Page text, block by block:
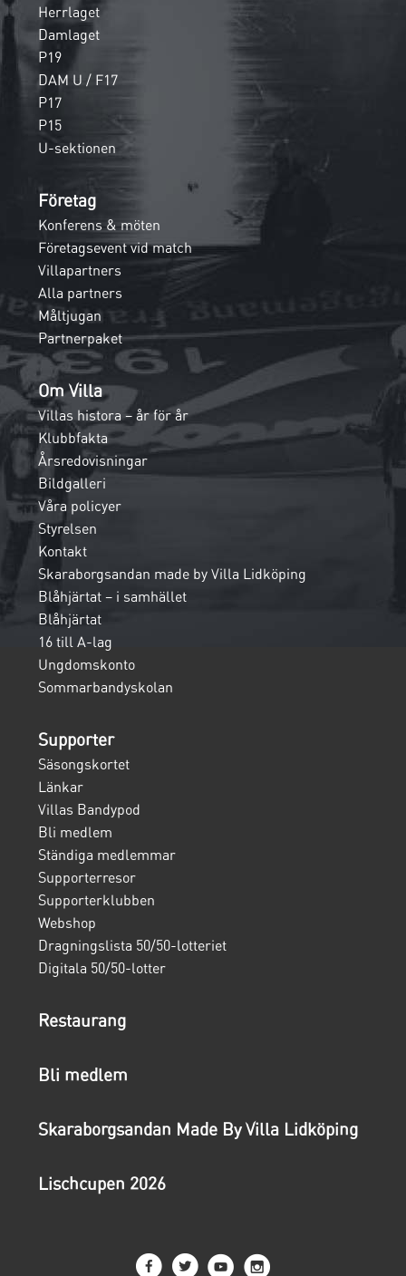
Herrlaget
Damlaget
P19
DAM U / F17
P17
P15
U-sektionen
Företag
Konferens & möten
Företagsevent vid match
Villapartners
Alla partners
Måltjugan
Partnerpaket
Om Villa
Villas histora – år för år
Klubbfakta
Årsredovisningar
Bildgalleri
Våra policyer
Styrelsen
Kontakt
Skaraborgsandan made by Villa Lidköping
Blåhjärtat – i samhället
Blåhjärtat
16 till A-lag
Ungdomskonto
Sommarbandyskolan
Supporter
Säsongskortet
Länkar
Villas Bandypod
Bli medlem
Ständiga medlemmar
Supporterresor
Supporterklubben
Webshop
Dragningslista 50/50-lotteriet
Digitala 50/50-lotter
Restaurang
Bli medlem
Skaraborgsandan Made By Villa Lidköping
Lischcupen 2026